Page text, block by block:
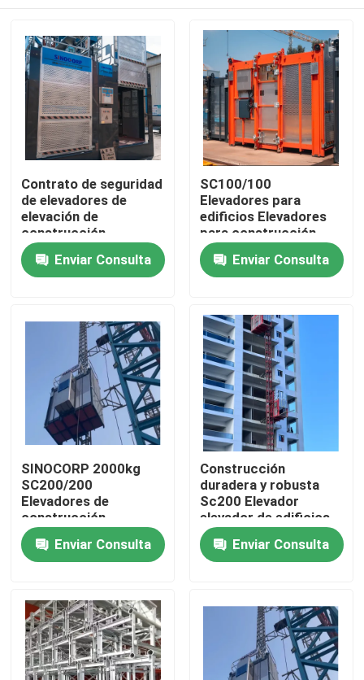
Inicio
Productos
Sobre nosotros
Visita a la fábrica
Control de Calidad
Contacto
Grúa superior plano
Grúa de la cabeza de martillo
Contrato de seguridad
de elevadores de
elevación de
construcción
industrial 34.4M/Min
SC200Enviar Consulta
SC100/100
Elevadores para
edificios Elevadores
para construcción
Acero
Enviar Consulta
SINOCORP 2000kg
SC200/200
Elevadores de
construcción
Elevadores para
elevaciónEnviar Consulta
Construcción
duradera y robusta
Sc200 Elevador
elevador de edificios
Enviar Consulta